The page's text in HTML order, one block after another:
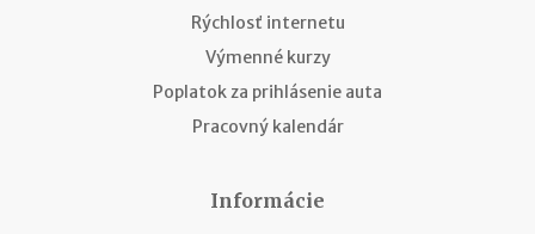
Rýchlosť internetu
Výmenné kurzy
Poplatok za prihlásenie auta
Pracovný kalendár
Informácie